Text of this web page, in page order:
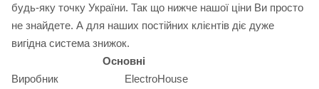
будь-яку точку України. Так що нижче нашої ціни Ви просто
не знайдете. А для наших постійних клієнтів діє дуже
вигідна система знижок.
Основні
Виробник
ElectroHouse